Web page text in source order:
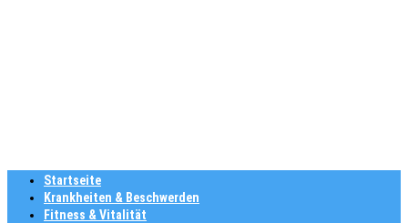
Startseite
Krankheiten & Beschwerden
Fitness & Vitalität